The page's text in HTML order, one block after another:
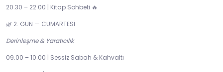
20.30 – 22.00 | Kitap Sohbeti 🔥
🌿 2. GÜN — CUMARTESİ
Derinleşme & Yaratıcılık
09.00 – 10.00 | Sessiz Sabah & Kahvaltı